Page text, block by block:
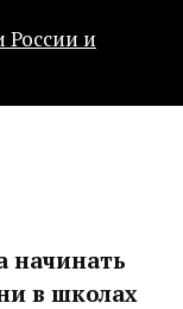
начинать
в школах